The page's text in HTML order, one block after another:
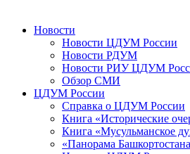
Новости
Новости ЦДУМ России
Новости РДУМ
Новости РИУ ЦДУМ
Обзор СМИ
ЦДУМ России
Справка о ЦДУМ России
Книга «Исторические
Книга «Мусульманское
«Панорама